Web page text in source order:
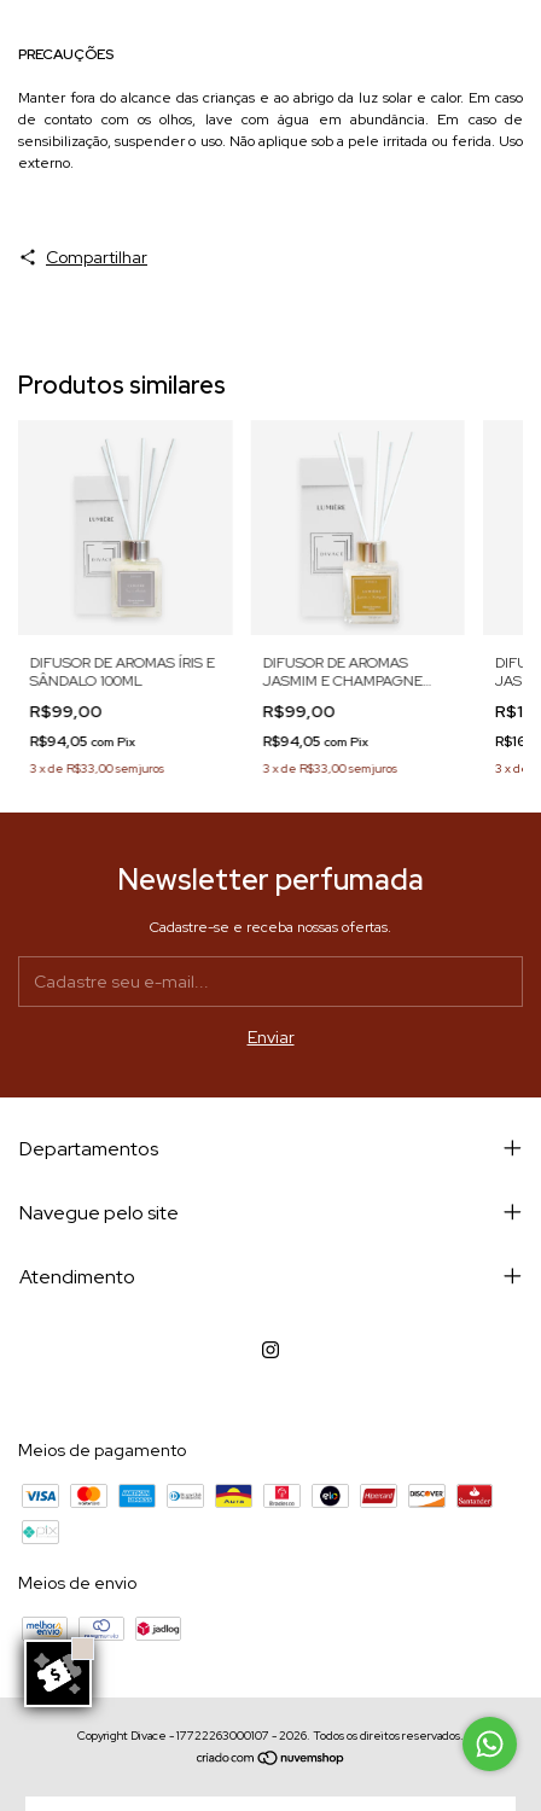
PRECAUÇÕES
Manter fora do alcance das crianças e ao abrigo da luz solar e calor. Em caso
de contato com os olhos, lave com água em abundância. Em caso de
sensibilização, suspender o uso. Não aplique sob a pele irritada ou ferida. Uso
externo.
Compartilhar
Produtos similares
DIFUSOR DE AROMAS ÍRIS E
SÂNDALO 100ML
R$99,00
R$94,05com Pix
3 xde R$33,00sem juros
DIFUSOR DE AROMAS
JASMIM E CHAMPAGNE
R$99,00
R$94,05com Pix
3xde R$33,00sem juros 3 xde
Newsletter perfumada
Cadastre-se e receba nossas ofertas.
Departamentos
Navegue pelo site
Atendimento
Meios de pagamento
Meios de envio
Copyright Divace - 17722263000107 - 2026. Todos os direitos reservados.